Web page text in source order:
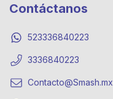
Contáctanos
523336840223
3336840223
Contacto@Smash.mx